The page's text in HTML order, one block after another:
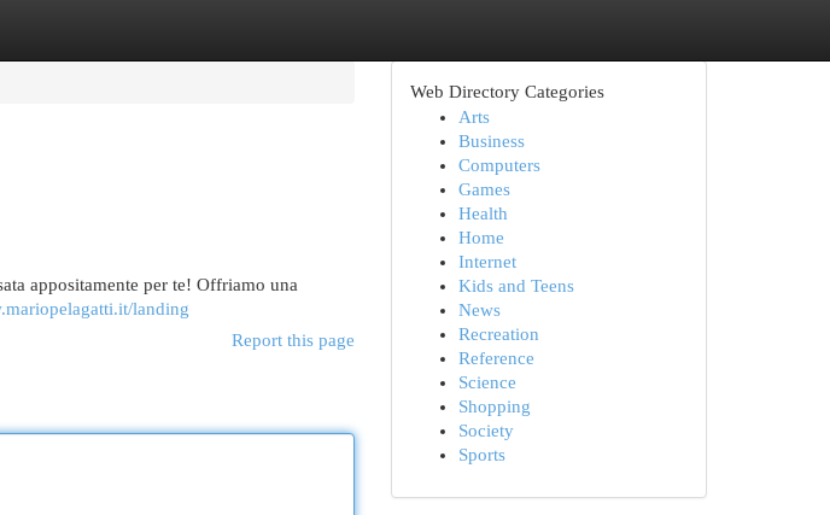
appositamente per te! Offriamo una
landing
Report this page
Web Directory Categories
Arts
Business
Computers
Games
Health
Home
Internet
Kids and Teens
News
Recreation
Reference
Science
Shopping
Society
Sports